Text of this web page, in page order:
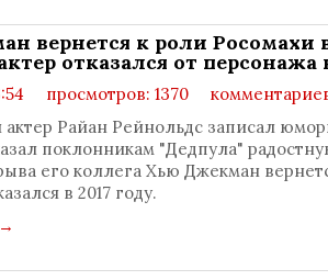
вернется к роли Росомахи
отказался от персонажа
просмотров: 1370
Райан Рейнольдс записал
поклонникам "Дедпула"
его коллега Хью Джекман
в 2017 году.
→